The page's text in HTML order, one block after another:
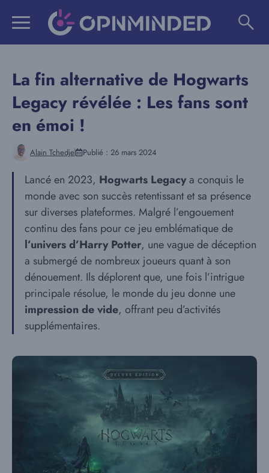
La fin alternative de Hogwarts
Legacy révélée : Les fans sont
en émoi !
Alain Tchedje Publié : 26 mars 2024
Lancé en 2023, Hogwarts Legacya conquis le
monde avec son succès retentissant et sa présence
sur diverses plateformes. Malgré l’engouement
continu des fans pour ce jeu emblématique de
l’univers d’Harry Potter, une vague de déception
a submergé de nombreux joueurs quant à son
dénouement. Ils déplorent que, une fois l’intrigue
principale résolue, le monde du jeu donne une
impression de vide, offrant peu d’activités
supplémentaires.